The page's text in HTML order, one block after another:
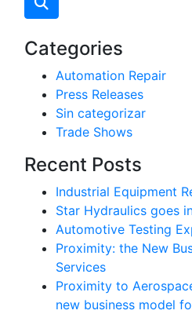
Categories
Automation Repair
Press Releases
Sin categorizar
Trade Shows
Recent Posts
Industrial Equipment
Star Hydraulics goes
Automotive Testing
Proximity: the New
Services
Proximity to
new business model